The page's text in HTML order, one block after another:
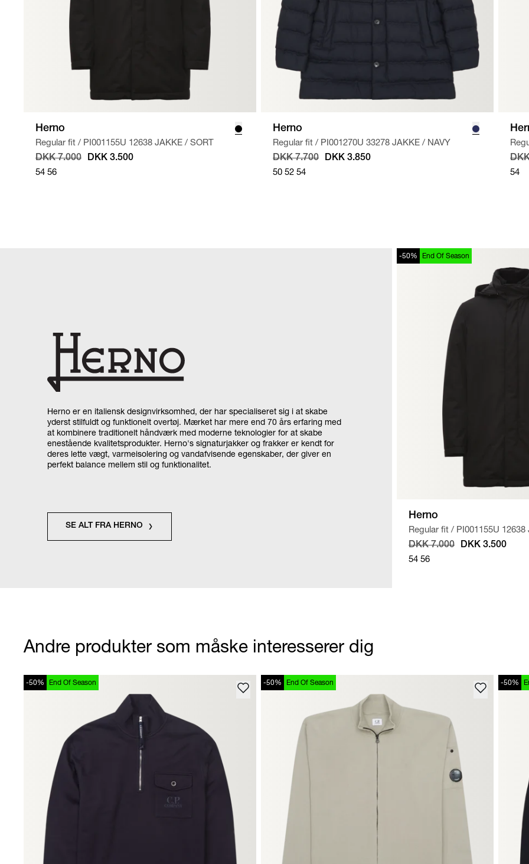
Herno
Regular fit / PI001155U 12638 JAKKE / SORT
DKK 7.000 DKK 3.500
54 56
Herno
Regular fit / PI001270U 33278 JAKKE / NAVY
DKK 7.700 DKK 3.850
50 52 54 54
Herno er en italiensk designvirksomhed, der har specialiseret sig i at skabe
yderst stilfuldt og funktionelt overtøj. Mærket har mere end 70 års erfaring med
at kombinere traditionelt håndværk med moderne teknologier for at skabe
enestående kvalitetsprodukter. Herno's signaturjakker og frakker er kendt for
deres lette vægt, varmeisolering og vandafvisende egenskaber, der giver en
perfekt balance mellem stil og funktionalitet.
SE ALT FRA HERNO
-50% End Of Season
Herno
Regular fit / PI001155U 12638
DKK 7.000 DKK 3.500
54 56
Andre produkter som måske interesserer dig
-50% End Of Season -50% End Of Season -50%